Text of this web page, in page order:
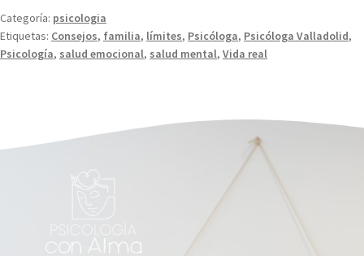
Categoría: psicologia
Etiquetas: Consejos, familia, límites, Psicóloga, Psicóloga Valladolid,
Psicología, salud emocional, salud mental, Vida real